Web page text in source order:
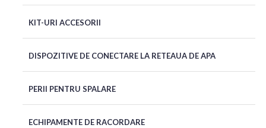
KIT-URI ACCESORII
DISPOZITIVE DE CONECTARE LA RETEAUA DE APA
PERII PENTRU SPALARE
ECHIPAMENTE DE RACORDARE